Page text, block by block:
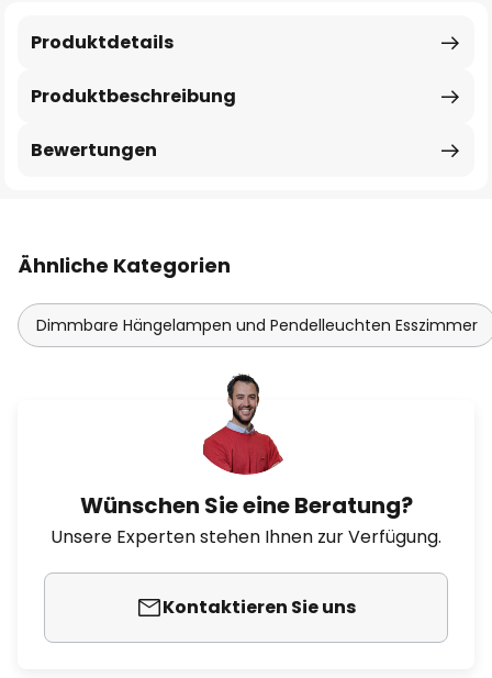
Produktbeschreibung
Produktdetails
Bewertungen
Ähnliche Kategorien
Dimmbare Hängelampen und Pendelleuchten Esszimmer
Wünschen Sie eine Beratung?
Unsere Experten stehen Ihnen zur Verfügung.
Kontaktieren Sie uns